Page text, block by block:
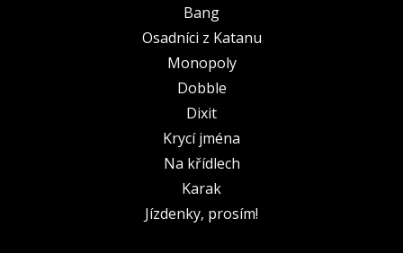
Bang
Osadníci z Katanu
Monopoly
Dobble
Dixit
Krycí jména
Na křídlech
Karak
Jízdenky, prosím!